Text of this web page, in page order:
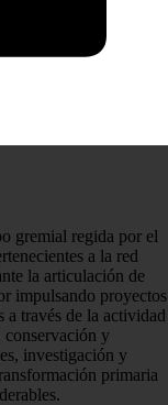
gremial regida por el
a la red
la articulación de
impulsando proyectos
a través de la actividad
conservación y
investigación y
primaria